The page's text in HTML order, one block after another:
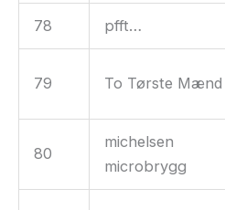
78 pfft…
79 To Tørste Mænd
80
michelsen
microbrygg